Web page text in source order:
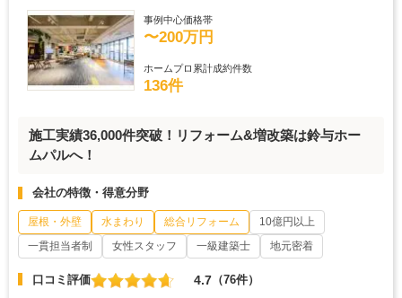
事例中心価格帯
〜200万円
ホームプロ累計成約件数
136件
施工実績36,000件突破！リフォーム&増改築は鈴与ホー
ムパルへ！
会社の特徴・得意分野
屋根・外壁 水まわり 総合リフォーム
10億円以上
一貫担当者制
女性スタッフ 一級建築士 地元密着
口コミ評価 4.7 （76件）